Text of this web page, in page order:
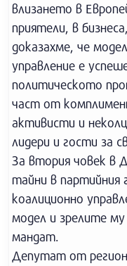
влизането в
приятели, в
доказахме, че
управление е
политическото
част от
активисти и
лидери и гости за
За втория човек в
тайни в партийния
коалиционно
модел и зрелите
мандат.
Депутат от